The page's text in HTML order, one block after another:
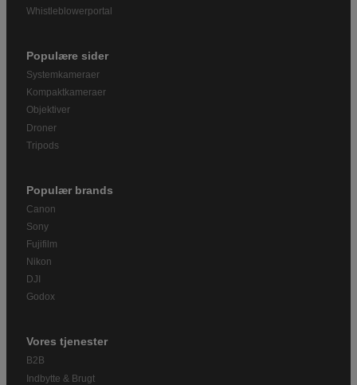
Whistleblowerportal
Populære sider
Systemkameraer
Kompaktkameraer
Objektiver
Droner
Tripods
Populær brands
Canon
Sony
Fujifilm
Nikon
DJI
Godox
Vores tjenester
B2B
Indbytte & Brugt